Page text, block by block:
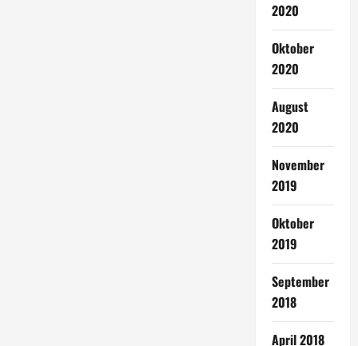
2020
Oktober
2020
August
2020
November
2019
Oktober
2019
September
2018
April 2018